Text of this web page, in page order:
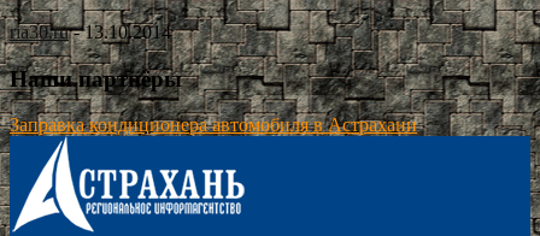
ria30.ru - 13.10.2014
Наши партнёры
Заправка кондиционера автомобиля в Астрахани